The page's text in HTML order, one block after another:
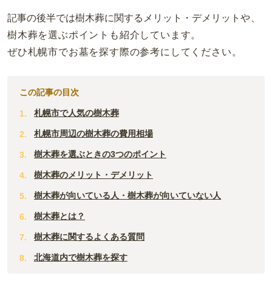
記事の後半では樹木葬に関するメリット・デメリット や、
樹木葬を選ぶポイントも紹介しています。
ぜひ札幌市でお墓を探す際の参考にしてください。
この記事の目次
札幌市で人気の樹木葬
札幌市周辺の樹木葬の費用相場
樹木葬を選ぶときの3つのポイント
樹木葬のメリット・デメリット
樹木葬が向いている人・樹木葬が向いていない人
樹木葬とは？
樹木葬に関するよくある質問
北海道内で樹木葬を探す